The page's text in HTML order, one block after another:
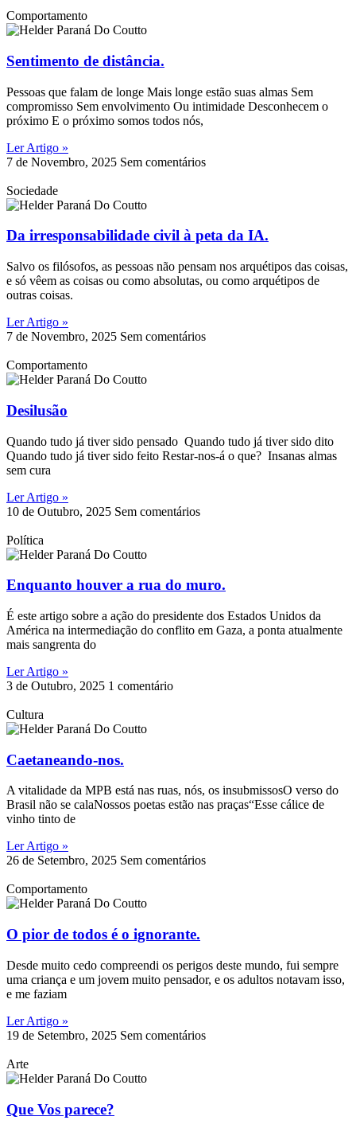
Comportamento
Sentimento de distância.
Pessoas que falam de longe Mais longe estão suas almas Sem
compromisso Sem envolvimento Ou intimidade Desconhecem o
próximo E o próximo somos todos nós,
Ler Artigo »
7 de Novembro, 2025 Sem comentários
Sociedade
Da irresponsabilidade civil à peta da IA.
Salvo os filósofos, as pessoas não pensam nos arquétipos das coisas,
e só vêem as coisas ou como absolutas, ou como arquétipos de
outras coisas.
Ler Artigo »
7 de Novembro, 2025 Sem comentários
Comportamento
Desilusão
Quando tudo já tiver sido pensado Quando tudo já tiver sido dito
Quando tudo já tiver sido feito Restar-nos-á o que? Insanas almas
sem cura
Ler Artigo »
10 de Outubro, 2025 Sem comentários
Política
Enquanto houver a rua do muro.
É este artigo sobre a ação do presidente dos Estados Unidos da
América na intermediação do conflito em Gaza, a ponta atualmente
mais sangrenta do
Ler Artigo »
3 de Outubro, 2025 1 comentário
Cultura
Caetaneando-nos.
A vitalidade da MPB está nas ruas, nós, os insubmissosO verso do
Brasil não se calaNossos poetas estão nas praças“Esse cálice de
vinho tinto de
Ler Artigo »
26 de Setembro, 2025 Sem comentários
Comportamento
O pior de todos é o ignorante.
Desde muito cedo compreendi os perigos deste mundo, fui sempre
uma criança e um jovem muito pensador, e os adultos notavam isso,
e me faziam
Ler Artigo »
19 de Setembro, 2025 Sem comentários
Arte
Que Vos parece?